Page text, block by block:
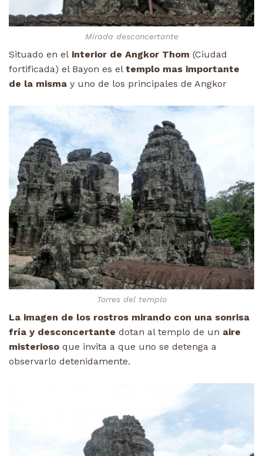
Mirada desconcertante
Situado en el interior de Angkor Thom (Ciudad
fortificada) el Bayon es el templo mas importante
de la misma y uno de los principales de Angkor
Torres del templo
La imagen de los rostros mirando con una sonrisa
fría y desconcertante dotan al templo de un aire
misterioso que invita a que uno se detenga a
observarlo detenidamente.